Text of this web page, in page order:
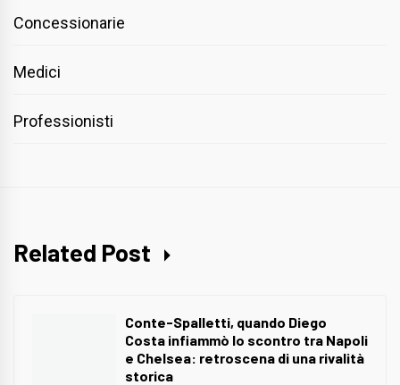
Concessionarie
Medici
Professionisti
Related Post
Conte-Spalletti, quando Diego
Costa infiammò lo scontro tra Napoli
e Chelsea: retroscena di una rivalità
storica